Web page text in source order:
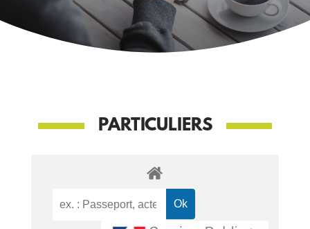
PARTICULIERS